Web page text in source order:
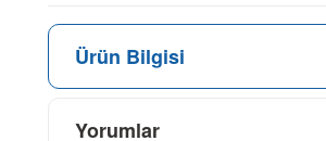
Ürün Bilgisi
Yorumlar